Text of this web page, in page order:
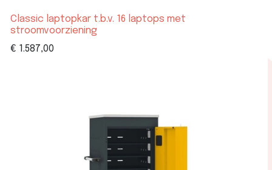
Classic laptopkar t.b.v. 16 laptops met
stroomvoorziening
€ 1.587,00